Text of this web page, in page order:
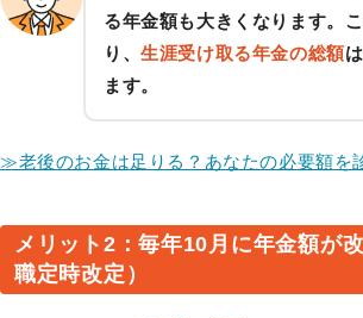
る年金額も大きくなります。
り、生涯受け取る年金の総額
ます。
≫老後のお金は足りる？あなたの必要額を
メリット2：毎年10月に年金額が
職定時改定）